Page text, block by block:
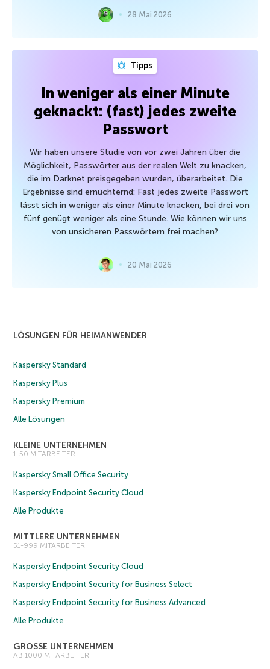
28 Mai 2026
Tipps
In weniger als einer Minute
geknackt: (fast) jedes zweite
Passwort
Wir haben unsere Studie von vor zwei Jahren über die
Möglichkeit, Passwörter aus der realen Welt zu knacken,
die im Darknet preisgegeben wurden, überarbeitet. Die
Ergebnisse sind ernüchternd: Fast jedes zweite Passwort
lässt sich in weniger als einer Minute knacken, bei drei von
fünf genügt weniger als eine Stunde. Wie können wir uns
von unsicheren Passwörtern frei machen?
20 Mai 2026
LÖSUNGEN FÜR HEIMANWENDER
Kaspersky Standard
Kaspersky Plus
Kaspersky Premium
Alle Lösungen
KLEINE UNTERNEHMEN
1-50 MITARBEITER
Kaspersky Small Office Security
Kaspersky Endpoint Security Cloud
Alle Produkte
MITTLERE UNTERNEHMEN
51-999 MITARBEITER
Kaspersky Endpoint Security Cloud
Kaspersky Endpoint Security for Business Select
Kaspersky Endpoint Security for Business Advanced
Alle Produkte
GROSSE UNTERNEHMEN
AB 1000 MITARBEITER